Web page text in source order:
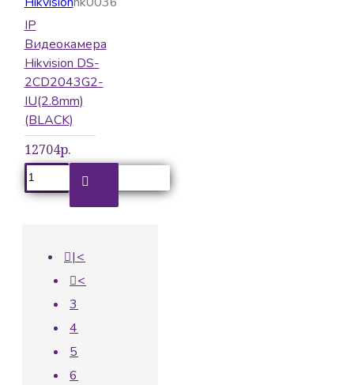
IP
Видеокамера
Hikvision DS-
2CD2043G2-
IU(2.8mm)
(BLACK)
12704р.
|<
<
3
4
5
6